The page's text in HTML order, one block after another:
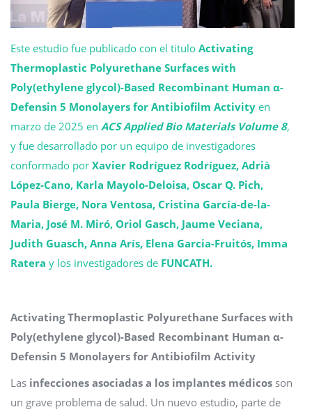
Este estudio fue publicado con el titulo Activating
Thermoplastic Polyurethane Surfaces with
Poly(ethylene glycol)-Based Recombinant Human α-
Defensin 5 Monolayers for Antibiofilm Activity en
marzo de 2025 en ACS Applied Bio Materials Volume 8,
y fue desarrollado por un equipo de investigadores
conformado por Xavier Rodríguez Rodríguez, Adrià
López-Cano, Karla Mayolo-Deloisa, Oscar Q. Pich,
Paula Bierge, Nora Ventosa, Cristina García-de-la-
Maria, José M. Miró, Oriol Gasch, Jaume Veciana,
Judith Guasch, Anna Arís, Elena Garcia-Fruitós, Imma
Ratera y los investigadores de FUNCATH.
Activating Thermoplastic Polyurethane Surfaces with
Poly(ethylene glycol)-Based Recombinant Human α-
Defensin 5 Monolayers for Antibiofilm Activity
Las infecciones asociadas a los implantes médicos son
un grave problema de salud. Un nuevo estudio, parte de